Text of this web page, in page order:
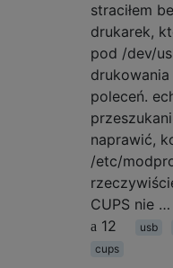
straciłem
drukarek,
pod /dev/
poleceń.
naprawić,
/etc/
CUPS nie …
12
usb
cups